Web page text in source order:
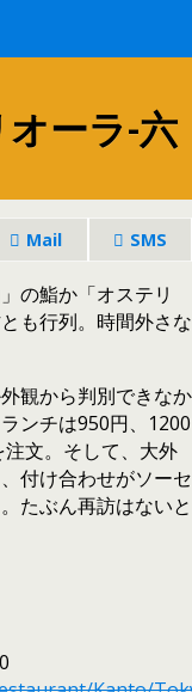
ーラ-六
Mail SMS
の鮨か「オステリ
も行列。時間外さな
観から判別できなか
ンチは950円、1200
文。そして、大外
付け合わせがソーセ
たぶん再訪はないと